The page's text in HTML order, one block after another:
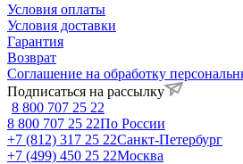
Условия оплаты
Условия доставки
Гарантия
Возврат
Соглашение на обработку
Подписаться на рассылку
8 800 707 25 22
8 800 707 25 22По России
+7 (812) 317 25 22Санкт-Петербург
+7 (499) 450 25 22Москва